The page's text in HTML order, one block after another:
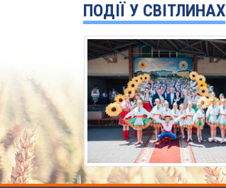
ПОДІЇ У СВІТЛИНАХ